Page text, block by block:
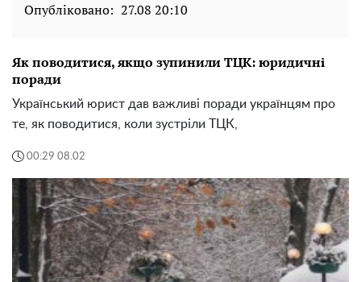
Опубліковано: 27.08 20:10
Як поводитися, якщо зупинили ТЦК: юридичні
поради
Український юрист дав важливі поради українцям про
те, як поводитися, коли зустріли ТЦК,
00:29 08.02